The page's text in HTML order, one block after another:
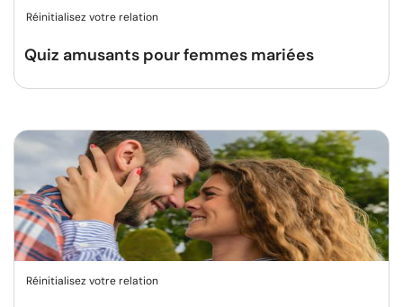
Réinitialisez votre relation
Quiz amusants pour femmes mariées
Réinitialisez votre relation